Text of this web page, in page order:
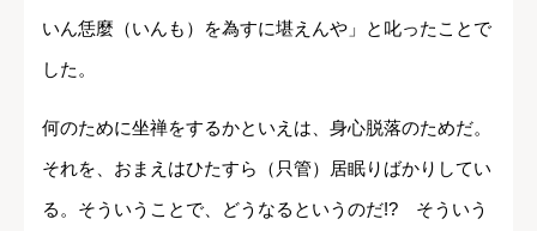
いん恁麼（いんも）を為すに堪えんや」と叱ったことで
した。
何のために坐禅をするかといえは、身心脱落のためだ。
それを、おまえはひたすら（只管）居眠りばかりしてい
る。そういうことで、どうなるというのだ!? そういう